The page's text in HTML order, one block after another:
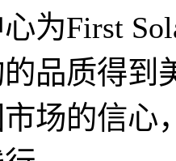
为First
品质得到
场的信心